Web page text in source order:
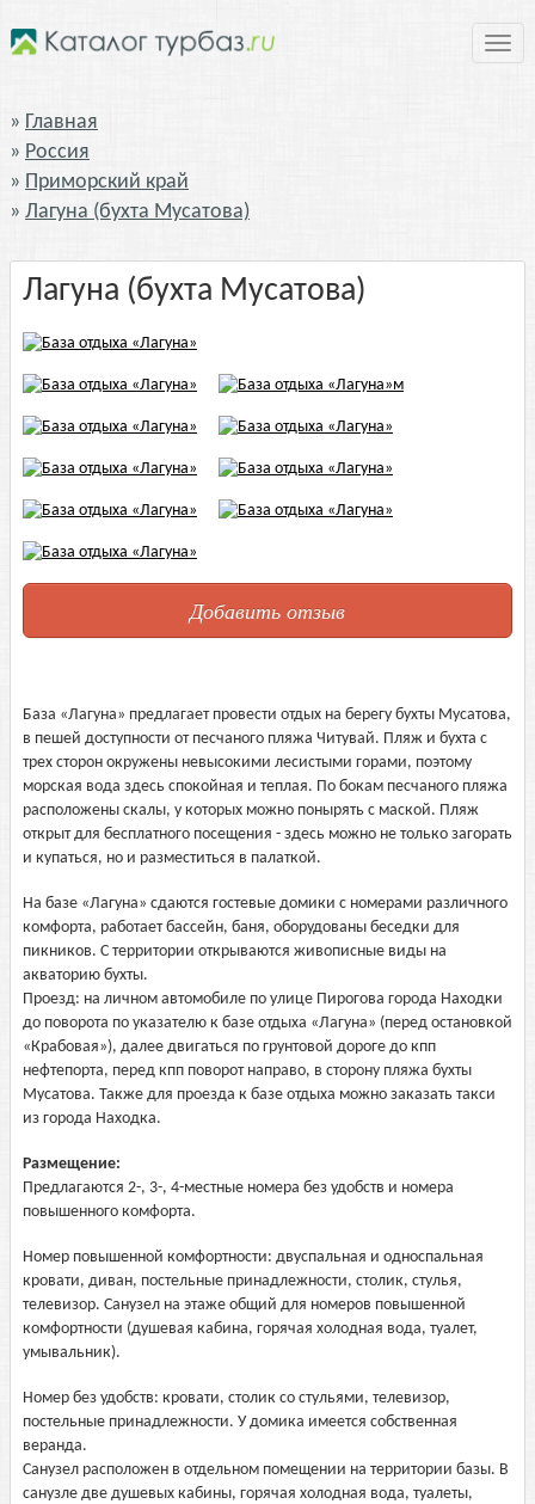
Главная
Россия
Приморский край
Лагуна (бухта Мусатова)
Лагуна (бухта Мусатова)
Добавить отзыв
База «Лагуна» предлагает провести отдых на берегу бухты Мусатова,
в пешей доступности от песчаного пляжа Читувай. Пляж и бухта с
трех сторон окружены невысокими лесистыми горами, поэтому
морская вода здесь спокойная и теплая. По бокам песчаного пляжа
расположены скалы, у которых можно понырять с маской. Пляж
открыт для бесплатного посещения - здесь можно не только загорать
и купаться, но и разместиться в палаткой.
На базе «Лагуна» сдаются гостевые домики с номерами различного
комфорта, работает бассейн, баня, оборудованы беседки для
пикников. С территории открываются живописные виды на
акваторию бухты.
Проезд: на личном автомобиле по улице Пирогова города Находки
до поворота по указателю к базе отдыха «Лагуна» (перед остановкой
«Крабовая»), далее двигаться по грунтовой дороге до кпп
нефтепорта, перед кпп поворот направо, в сторону пляжа бухты
Мусатова. Также для проезда к базе отдыха можно заказать такси
из города Находка.
Размещение:
Предлагаются 2-, 3-, 4-местные номера без удобств и номера
повышенного комфорта.
Номер повышенной комфортности: двуспальная и односпальная
кровати, диван, постельные принадлежности, столик, стулья,
телевизор. Санузел на этаже общий для номеров повышенной
комфортности (душевая кабина, горячая холодная вода, туалет,
умывальник).
Номер без удобств: кровати, столик со стульями, телевизор,
постельные принадлежности. У домика имеется собственная
веранда.
Санузел расположен в отдельном помещении на территории базы. В
санузле две душевых кабины, горячая холодная вода, туалеты,